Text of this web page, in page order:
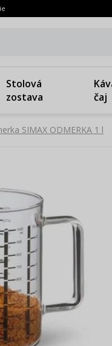
Stolová
zostava
čaj
SIMAX ODMERKA 1 l